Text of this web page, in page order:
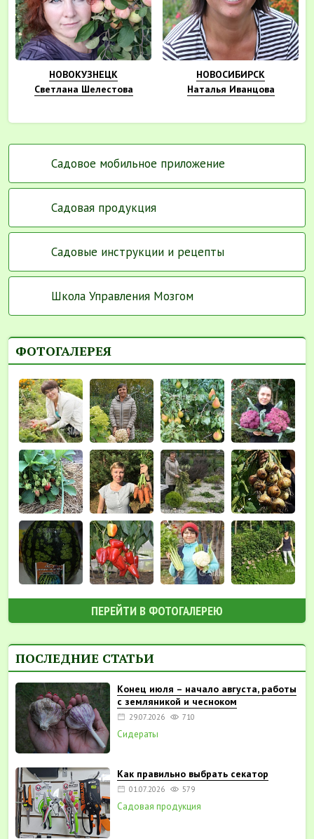
НОВОКУЗНЕЦК
Светлана Шелестова
НОВОСИБИРСК
Наталья Иванцова
Садовое мобильное приложение
Садовая продукция
Садовые инструкции и рецепты
Школа Управления Мозгом
ФОТОГАЛЕРЕЯ
ПЕРЕЙТИ В ФОТОГАЛЕРЕЮ
ПОСЛЕДНИЕ СТАТЬИ
Конец июля – начало августа, работы
с земляникой и чесноком
29.07.2026 710
Сидераты
Как правильно выбрать секатор
01.07.2026 579
Садовая продукция